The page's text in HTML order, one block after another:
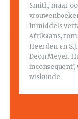
Smith, maar
Inmiddels
Afrikaans,
Heerden en
Deon Meyer.
wiskunde.